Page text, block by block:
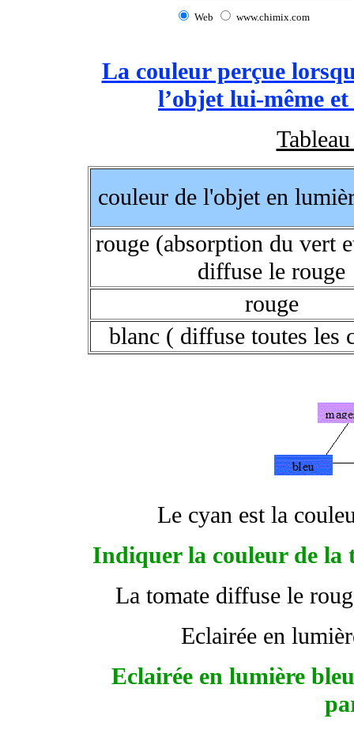
Web www.chimix.com
La couleur perçue
l’objet lui-même
couleur de l'objet en
rouge (absorption du vert
diffuse le rouge
rouge
blanc ( diffuse toutes les
Le cyan est la
Indiquer la couleur de la
La tomate diffuse le
Eclairée en
Eclairée en lumière